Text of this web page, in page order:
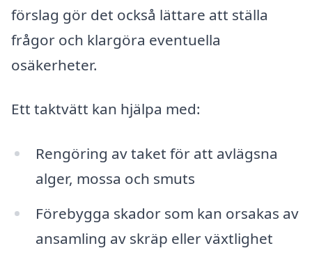
förslag gör det också lättare att ställa
frågor och klargöra eventuella
osäkerheter.
Ett taktvätt kan hjälpa med:
Rengöring av taket för att avlägsna
alger, mossa och smuts
Förebygga skador som kan orsakas av
ansamling av skräp eller växtlighet